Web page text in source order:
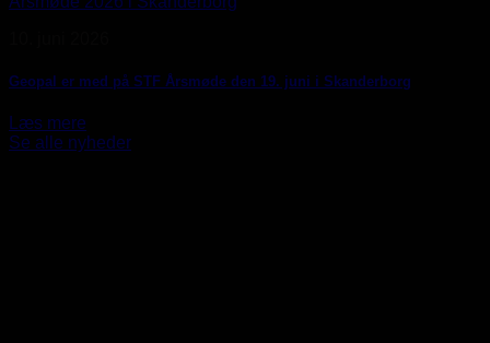
Geopal er med på STF Årsmøde den 19. juni i Skanderborg
Læs mere
Se alle nyheder